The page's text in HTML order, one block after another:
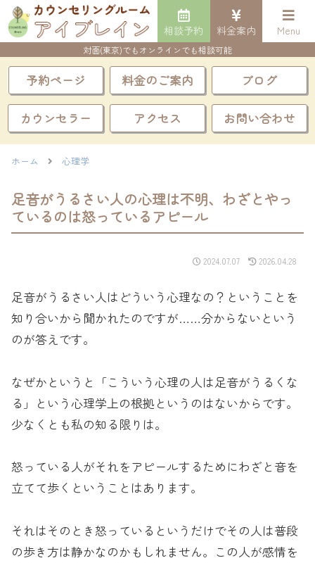
対面(東京)でもオンラインでも相談可能
予約ページ 料金のご案内 ブログ
カウンセラー アクセス お問い合わせ
ホーム 心理学
足音がうるさい人の心理は不明、わざとやっ
ているのは怒っているアピール
2024.07.07 2026.04.28
足音がうるさい人はどういう心理なの？ということを
知り合いから聞かれたのですが……分からないという
のが答えです。
なぜかというと「こういう心理の人は足音がうるくな
る」という心理学上の根拠というのはないからです。
少なくとも私の知る限りは。
怒っている人がそれをアピールするためにわざと音を
立てて歩くということはあります。
それはそのとき怒っているというだけでその人は普段
の歩き方は静かなのかもしれません。この人が感情を
相談予約 料金案内 Menu